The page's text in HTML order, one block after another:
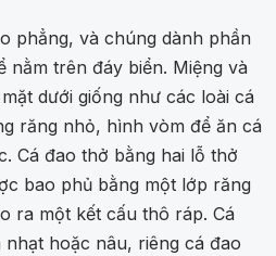
phẳng, và chúng dành phần
nằm trên đáy biển. Miệng và
dưới giống như các loài cá
răng nhỏ, hình vòm để ăn cá
Cá đao thở bằng hai lỗ thở
bao phủ bằng một lớp răng
ra một kết cấu thô ráp. Cá
hoặc nâu, riêng cá đao